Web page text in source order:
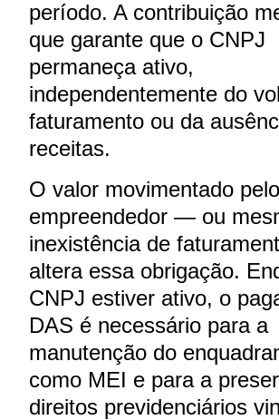
período. A contribuição
que garante que o CNPJ
permaneça ativo,
independentemente do
faturamento ou da
receitas.
O valor movimentado pelo
empreendedor — ou
inexistência de
altera essa obrigação.
CNPJ estiver ativo, o
DAS é necessário para a
manutenção do
como MEI e para a
direitos previdenciários